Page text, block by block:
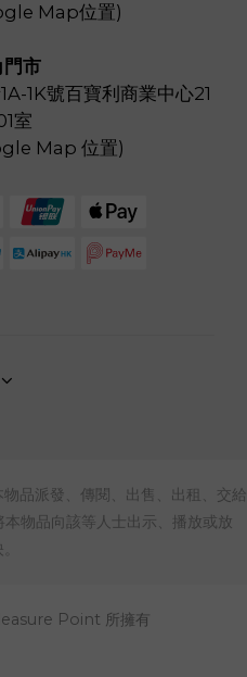
Map位置)
門市
1K號百寶利商業中心21
室
Map 位置)
品派發、傳閱、出售、出租、交給
物品向該等人士出示、播放或放
Point 所擁有